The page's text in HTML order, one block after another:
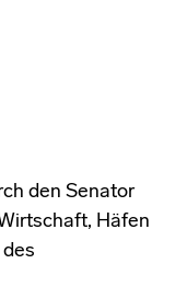
den Senator
Häfen